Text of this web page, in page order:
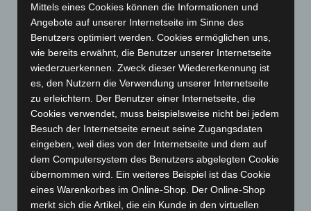
Dezember 2024(89)
November 2024(94)
Oktober 2024(93)
September 2024
(112)
August 2024(107)
Juli 2024(89)
Juni 2024
Mai 2024(149)
April 2024(102)
März 2024(103)
Mittels eines Cookies können die Informationen und
Angebote auf unserer Internetseite im Sinne des
Benutzers optimiert werden. Cookies ermöglichen uns,
wie bereits erwähnt, die Benutzer unserer Internetseite
wiederzuerkennen. Zweck dieser Wiedererkennung ist
es, den Nutzern die Verwendung unserer Internetseite
zu erleichtern. Der Benutzer einer Internetseite, die
Cookies verwendet, muss beispielsweise nicht bei jedem
Besuch der Internetseite erneut seine Zugangsdaten
eingeben, weil dies von der Internetseite und dem auf
dem Computersystem des Benutzers abgelegten Cookie
übernommen wird. Ein weiteres Beispiel ist das Cookie
eines Warenkorbes im Online-Shop. Der Online-Shop
merkt sich die Artikel, die ein Kunde in den virtuellen